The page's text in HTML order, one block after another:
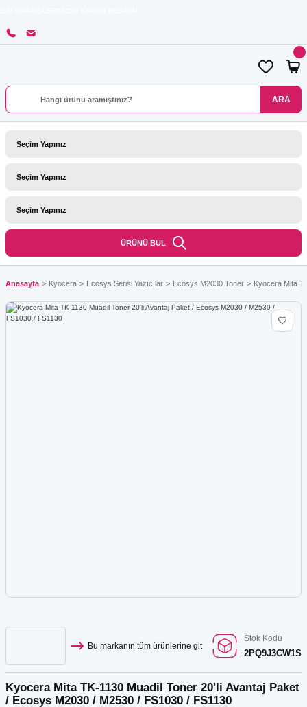
ARA
ÜRÜNÜ BUL
Anasayfa Kyocera Ecosys Serisi Yazıcılar Ecosys M2030 Toner Kyocera Mita
Bu markanın tüm ürünlerine git
Stok Kodu
2PQ9J3CW1S
Kyocera Mita TK-1130 Muadil Toner 20'li Avantaj Paket
/ Ecosys M2030 / M2530 / FS1030 / FS1130